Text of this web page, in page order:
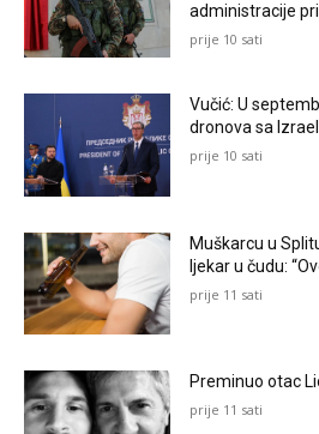
administracije
prije 10 sati
Vučić: U
dronova sa
prije 10 sati
Muškarcu u
ljekar u čudu:
prije 11 sati
Preminuo otac
prije 11 sati